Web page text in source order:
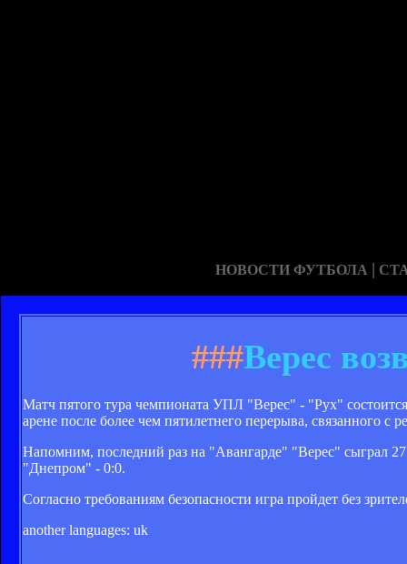
НОВОСТИ ФУТБОЛА |
###Верес
Матч пятого тура чемпионата УПЛ "Верес" - "Рух"
арене после более чем пятилетнего перерыва, связанного
Напомним, последний раз на "Авангарде" "Верес" сыграл
"Днепром" - 0:0.
Согласно требованиям безопасности игра пройдет без
another languages: uk